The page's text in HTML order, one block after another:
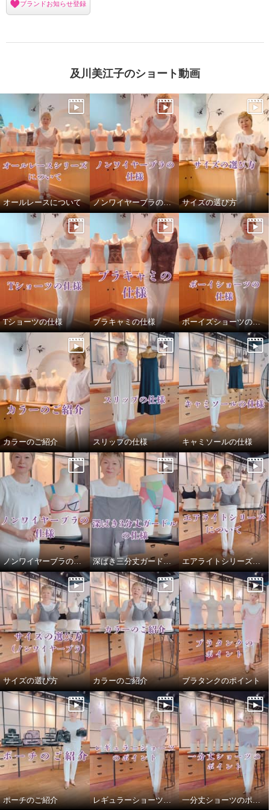
美人工房 抗菌防臭 フレンチロー
ズ柄 ポーチ３点セット
ブラック
美人工房 抗菌防臭 フレンチロー
ズ柄 ポーチ３点セット
ピンク
¥0
ブランドお知らせ登録
及川美江子のショート動画
オールレースについて ノンワイヤーブラの仕様 サイズの選び方
Tショーツの仕様 ブラキャミの仕様 ボーイズショーツの仕様
カラーのご紹介 スリップの仕様 キャミソールの仕様
ノンワイヤーブラの仕様 深ばき三分丈ガードルの仕様 エアライトシリーズについて
サイズの選び方 カラーのご紹介 ブラタンクのポイント
ポーチのご紹介 レギュラーショーツのポイント 一分丈ショーツのポイント